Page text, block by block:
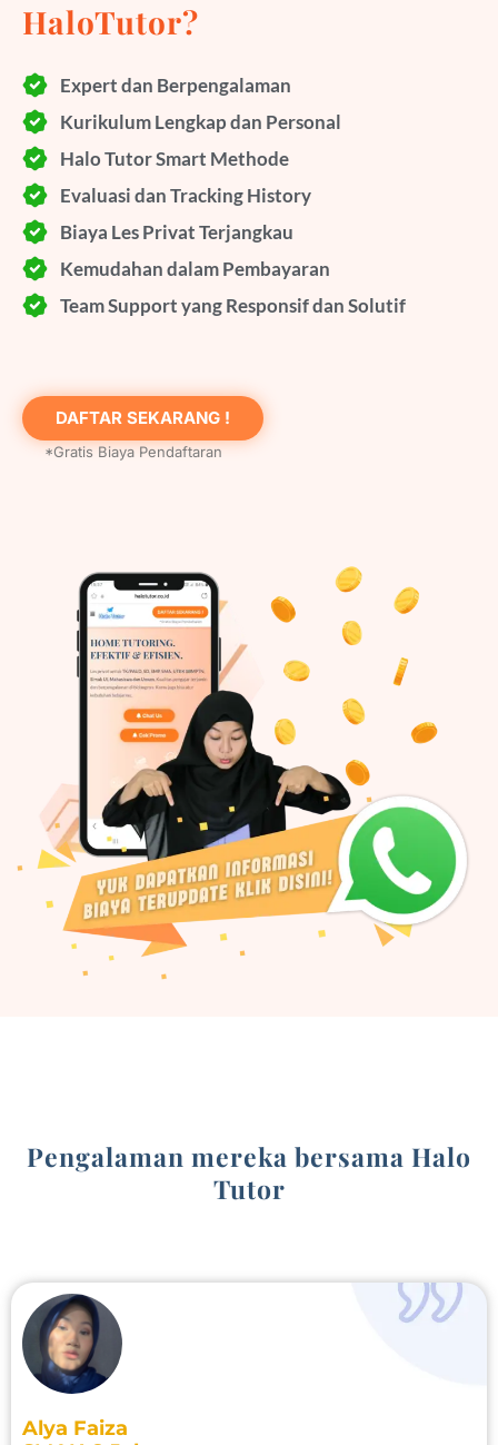
HaloTutor?
Expert dan Berpengalaman
Kurikulum Lengkap dan Personal
Halo Tutor Smart Methode
Evaluasi dan Tracking History
Biaya Les Privat Terjangkau
Kemudahan dalam Pembayaran
Team Support yang Responsif dan Solutif
DAFTAR SEKARANG !
*Gratis Biaya Pendaftaran
Pengalaman mereka bersama Halo
Tutor
Alya Faiza